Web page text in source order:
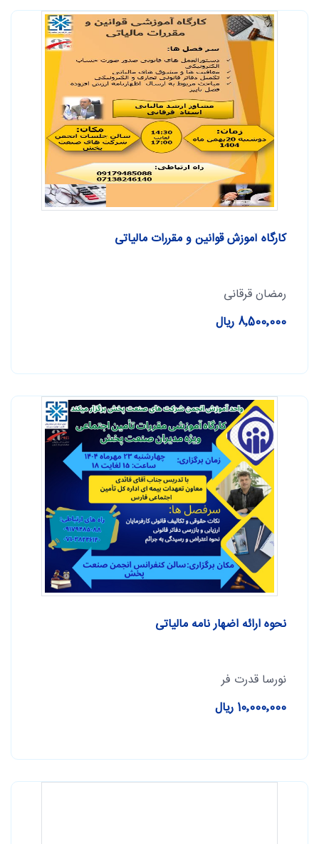
کارگاه آموزش قوانین و مقررات مالیاتی
رمضان قرقانی
8٬500٬000 ریال
نحوه ارائه اضهار نامه مالیاتی
نورسا قدرت فر
10٬000٬000 ریال